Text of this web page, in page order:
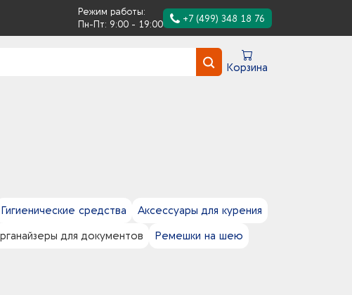
Режим работы:
Пн-Пт: 9:00 - 19:00
+7 (499) 348 18 76
Корзина
Гигиенические средства
Аксессуары для курения
для документов
Ремешки на шею